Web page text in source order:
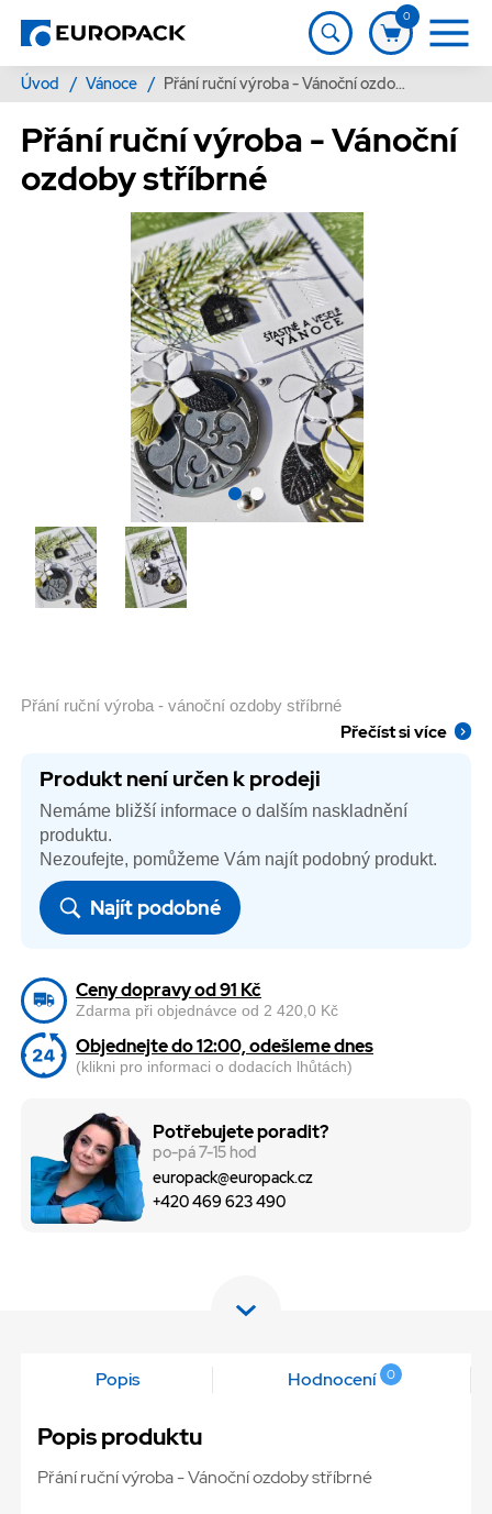
0
Úvod / Vánoce / Přání ruční výroba - Vánoční ozdoby stříbrné
Přání ruční výroba - Vánoční
ozdoby stříbrné
Přání ruční výroba - vánoční ozdoby stříbrné
Přečíst si více
Produkt není určen k prodeji
Nemáme bližší informace o dalším naskladnění
produktu.
Nezoufejte, pomůžeme Vám najít podobný produkt.
Najít podobné
Ceny dopravy od 91 Kč
Zdarma při objednávce od 2 420,0 Kč
Objednejte do 12:00, odešleme dnes
(klikni pro informaci o dodacích lhůtách)
Potřebujete poradit?
po-pá 7-15 hod
europack@europack.cz
+420 469 623 490
Popis Hodnocení 0
Popis produktu
Přání ruční výroba - Vánoční ozdoby stříbrné